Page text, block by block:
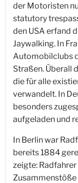
der Motoristen
statutory
den USA erfand
Jaywalking. In
Automobilclubs
Straßen. Überall
die für alle
verwandelt. In
besonders
aufgeladen und
In Berlin war
bereits 1884
zeigte: